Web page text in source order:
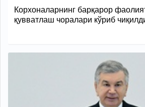
Корхоналарнинг барқарор
қувватлаш чоралари кўриб